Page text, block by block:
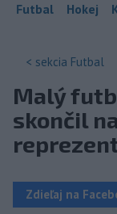
Futbal Hokej
< sekcia Futbal
Malý
skončil
Zdieľaj na